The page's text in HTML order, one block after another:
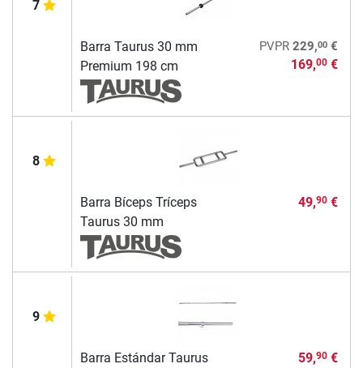
7
Barra Taurus 30 mm
Premium 198 cm
PVPR 229,00€
169,00€
8
Barra Bíceps Tríceps
Taurus 30 mm
49,90€
9
Barra Estándar Taurus
59,90€